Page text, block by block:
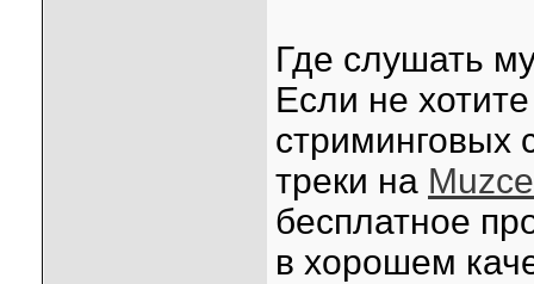
Где слушать
Если не
стриминговых
треки на
бесплатное
в хорошем